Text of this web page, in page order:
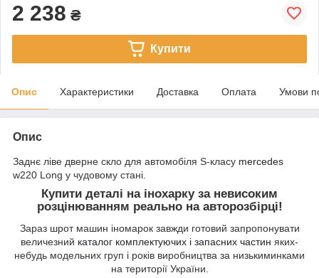
2 238 ₴
Купити
Опис Характеристики Доставка Оплата Умови
Опис
Заднє ліве дверне скло для автомобіля S-класу mercedes
w220 Long у чудовому стані.
Купити деталі на інохарку за невисоким
розцінюванням реально на авторозбірці!
Зараз шрот машин іномарок завжди готовий запропонувати
величезний каталог комплектуючих і запасних частин яких-
небудь модельних груп і років виробництва за низькиминками
на території України.